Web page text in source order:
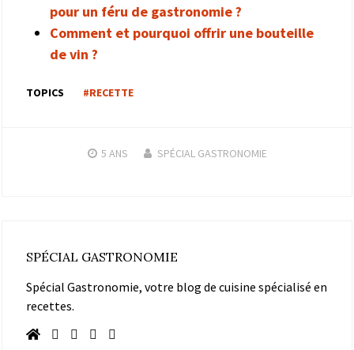
pour un féru de gastronomie ?
Comment et pourquoi offrir une bouteille
de vin ?
TOPICS #RECETTE
5 ANS SPÉCIAL GASTRONOMIE
SPÉCIAL GASTRONOMIE
Spécial Gastronomie, votre blog de cuisine spécialisé en
recettes.